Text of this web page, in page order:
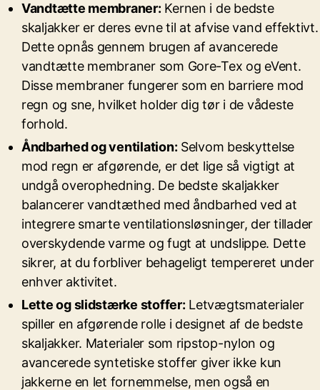
Vandtætte membraner: Kernen i de bedste
skaljakker er deres evne til at afvise vand effektivt.
Dette opnås gennem brugen af avancerede
vandtætte membraner som Gore-Tex og eVent.
Disse membraner fungerer som en barriere mod
regn og sne, hvilket holder dig tør i de vådeste
forhold.
Åndbarhed og ventilation: Selvom beskyttelse
mod regn er afgørende, er det lige så vigtigt at
undgå overophedning. De bedste skaljakker
balancerer vandtæthed med åndbarhed ved at
integrere smarte ventilationsløsninger, der tillader
overskydende varme og fugt at undslippe. Dette
sikrer, at du forbliver behageligt tempereret under
enhver aktivitet.
Lette og slidstærke stoffer: Letvægtsmaterialer
spiller en afgørende rolle i designet af de bedste
skaljakker. Materialer som ripstop-nylon og
avancerede syntetiske stoffer giver ikke kun
jakkerne en let fornemmelse, men også en